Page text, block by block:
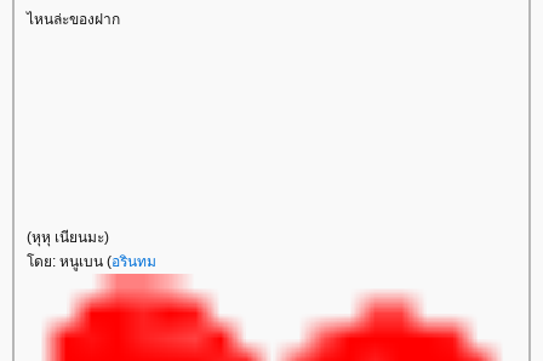
ไหนล่ะของฝาก
(หุหุ เนียนมะ)
ดย: หนูเบน (อรินทม